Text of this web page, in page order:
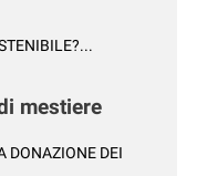
mestiere
DONAZIONE DEI